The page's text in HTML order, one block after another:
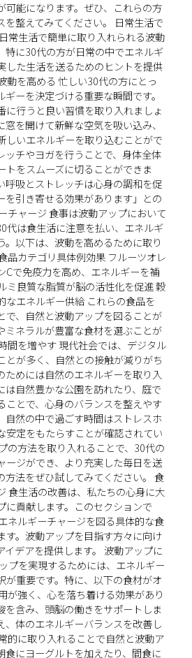
可能になります。ぜひ、これらの方
整えてみてください。 日常生活で
常生活で簡単に取り入れられる波動
特に30代の方が日常の中でエネルギ
した生活を送るためのヒントを提供
動を高める 忙しい30代の方にとっ
ーを決定づける重要な瞬間です。
に行うと良い習慣を取り入れましょ
を開けて新鮮な空気を吸い込み、
しいエネルギーを取り込むことがで
ッチやヨガを行うことで、身体全体
トをスムーズに切ることができま
呼吸とストレッチは心身の調和を促
を引き寄せる効果があります」との
チャージ 食事は波動アップにおいて
代は食生活に注意を払い、エネルギ
。以下は、波動を高めるために取り
品カテゴリ具体例効果 フルーツオレ
Cで免疫力を高め、エネルギーを補
ミ良質な脂質が脳の活性化を促進 穀
なエネルギー供給 これらの食品を
で、自然と波動アップを図ることが
ミネラルが豊富な食材を選ぶことが
間を増やす 現代社会では、デジタル
とが多く、自然との接触が減りがち
ためには自然のエネルギーを取り入
は自然豊かな公園を訪れたり、庭で
ことで、心身のバランスを整えやす
自然の中で過ごす時間はストレスホ
安定をもたらすことが確認されてい
の方法を取り入れることで、30代の
ージができ、より充実した毎日を送
方法をぜひ試してみてください。 食
食生活の改善は、私たちの心身に大
に貢献します。このセクションで
ネルギーチャージを図る具体的な食
す。波動アップを目指す方々に向け
デアを提供します。 波動アップに
プを実現するためには、エネルギー
が重要です。特に、以下の食材がオ
が強く、心を落ち着ける効果があり
を含み、頭脳の働きをサポートしま
、体のエネルギーバランスを改善し
的に取り入れることで自然と波動ア
食にヨーグルトを加えたり、間食に